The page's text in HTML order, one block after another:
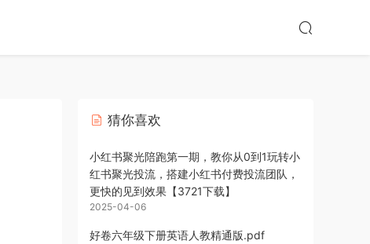
猜你喜欢
小红书聚光陪跑第一期，教你从0到1玩转小
红书聚光投流，搭建小红书付费投流团队，
更快的见到效果【3721下载】
2025-04-06
好卷六年级下册英语人教精通版.pdf